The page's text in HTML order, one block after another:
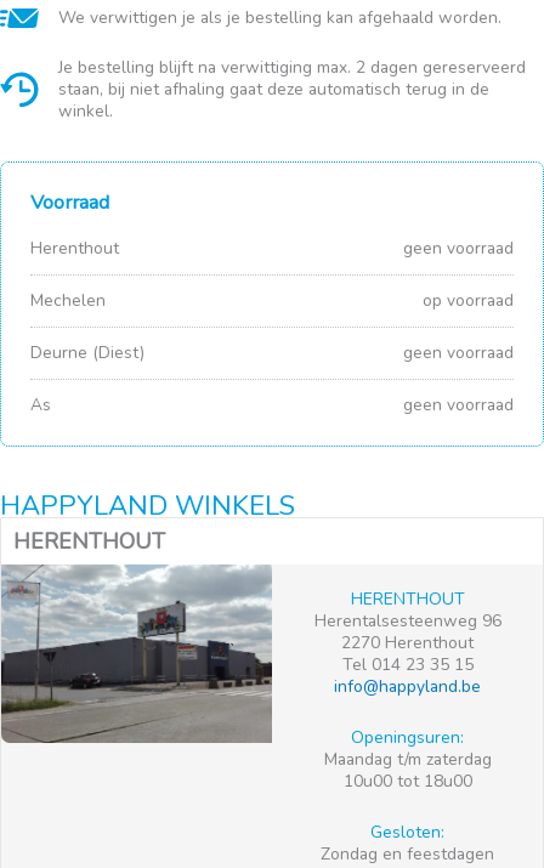
We verwittigen je als je bestelling kan afgehaald worden.
Je bestelling blijft na verwittiging max. 2 dagen gereserveerd
staan, bij niet afhaling gaat deze automatisch terug in de
winkel.
Voorraad
Herenthout geen voorraad
Mechelen op voorraad
Deurne (Diest) geen voorraad
As geen voorraad
HAPPYLAND WINKELS
HERENTHOUT
HERENTHOUT
Herentalsesteenweg 96
2270 Herenthout
Tel 014 23 35 15
info@happyland.be
Openingsuren:
Maandag t/m zaterdag
10u00 tot 18u00
Gesloten:
Zondag en feestdagen